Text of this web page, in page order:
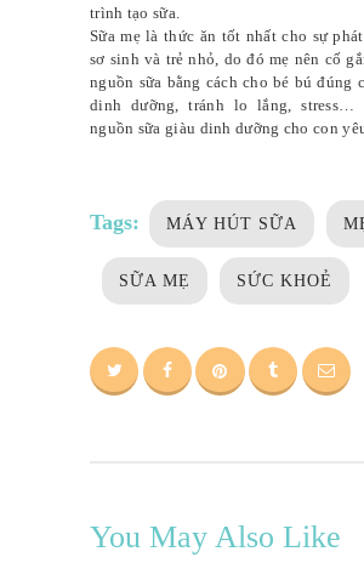
trình tạo sữa.
Sữa mẹ là thức ăn tốt nhất cho sự
sơ sinh và trẻ nhỏ, do đó mẹ nên cố
nguồn sữa bằng cách cho bé bú đúng
dinh dưỡng, tránh lo lắng, stress…
nguồn sữa giàu dinh dưỡng cho con
Tags: MÁY HÚT SỮA
SỮA MẸ SỨC KHOẺ
You May Also Like